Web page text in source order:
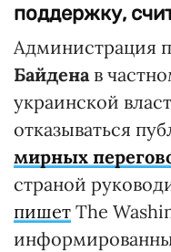
поддержку,
Администрация
Байденав
украинской
отказываться
мирных
страной
пишет The